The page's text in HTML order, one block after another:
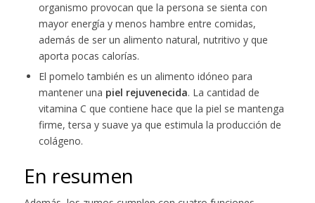
organismo provocan que la persona se sienta con
mayor energía y menos hambre entre comidas,
además de ser un alimento natural, nutritivo y que
aporta pocas calorías.
El pomelo también es un alimento idóneo para
mantener una piel rejuvenecida. La cantidad de
vitamina C que contiene hace que la piel se mantenga
firme, tersa y suave ya que estimula la producción de
colágeno.
En resumen